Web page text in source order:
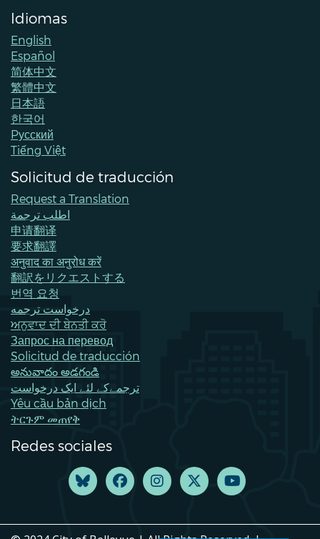
Idiomas
English
Español
简体中文
繁體中文
日本語
한국어
Pусский
Tiếng Việt
Solicitud de traducción
Request a Translation
اطلب ترجمة
申请翻译
要求翻譯
अनुवाद का अनुरोध करें
翻訳をリクエストする
번역 요청
درخواست ترجمه
ਅਨੁਵਾਦ ਦੀ ਬੇਨਤੀ ਕਰੋ
Запрос на перевод
Solicitud de traducción
అనువాదం అడగండి
ترجمےکے لئے ایک درخواست
Yêu cầu bản dịch
ትርጉም መጠየቅ
Redes sociales